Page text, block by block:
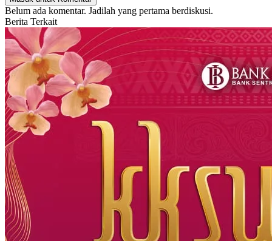
Belum ada komentar. Jadilah yang pertama berdiskusi.
Berita Terkait